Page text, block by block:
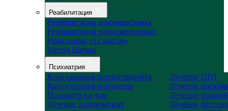
Реабилитация
Реабилитация алкозависимых
Реабилитация наркозависимых
Программа «12 шагов»
Метод Шичко
Психиатрия
Консультация психотерапевта
Консультация психиатра
Психиатр на дом
Лечение психических
Лечение ПРЛ
Лечение
Лечение
Лечение